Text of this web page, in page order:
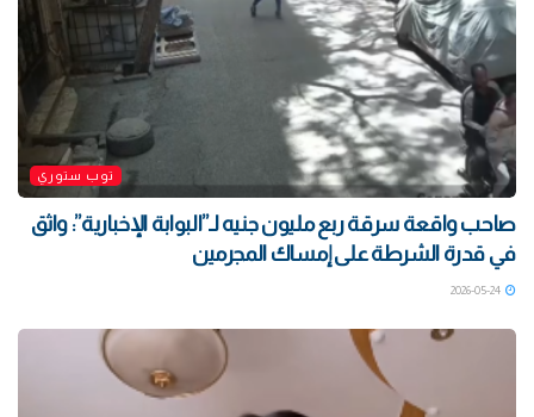
توب ستوري
صاحب واقعة سرقة ربع مليون جنيه لـ”البوابة الإخبارية”: واثق
في قدرة الشرطة على إمساك المجرمين